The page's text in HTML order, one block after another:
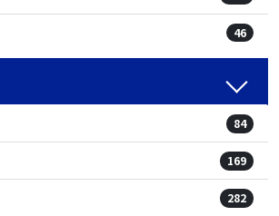
46
84
169
282